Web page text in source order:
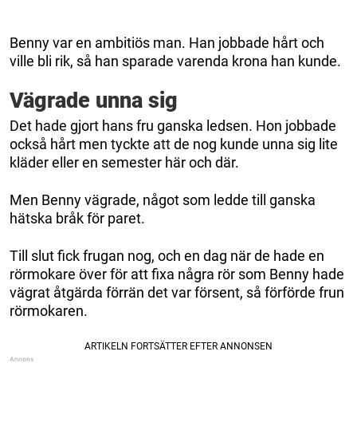
Benny var en ambitiös man. Han jobbade hårt och
ville bli rik, så han sparade varenda krona han kunde.
Vägrade unna sig
Det hade gjort hans fru ganska ledsen. Hon jobbade
också hårt men tyckte att de nog kunde unna sig lite
kläder eller en semester här och där.
Men Benny vägrade, något som ledde till ganska
hätska bråk för paret.
Till slut fick frugan nog, och en dag när de hade en
rörmokare över för att fixa några rör som Benny hade
vägrat åtgärda förrän det var försent, så förförde frun
rörmokaren.